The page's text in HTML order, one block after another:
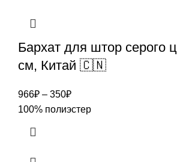
Бархат для штор серого
см, Китай 🇨🇳
966₽ – 350₽
100% полиэстер